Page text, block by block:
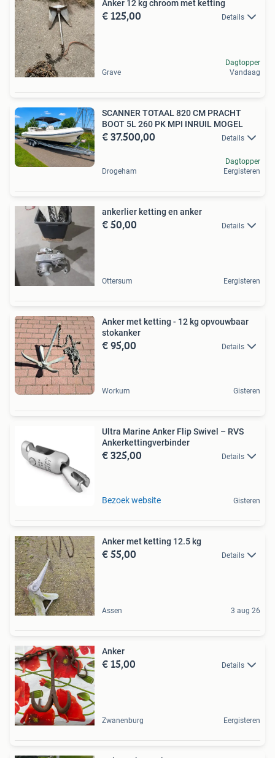
Anker 12 kg chroom met ketting
€ 125,00 Details
Grave
Dagtopper
Vandaag
SCANNER TOTAAL 820 CM PRACHT
BOOT 5L 260 PK MPI INRUIL MOGEL
€ 37.500,00 Details
Drogeham
Dagtopper
Eergisteren
ankerlier ketting en anker
€ 50,00 Details
Ottersum Eergisteren
Anker met ketting - 12 kg opvouwbaar
stokanker
€ 95,00 Details
Workum Gisteren
Ultra Marine Anker Flip Swivel – RVS
Ankerkettingverbinder
€ 325,00 Details
Bezoek website Gisteren
Anker met ketting 12.5 kg
€ 55,00 Details
Assen 3 aug 26
Anker
€ 15,00 Details
Zwanenburg Eergisteren